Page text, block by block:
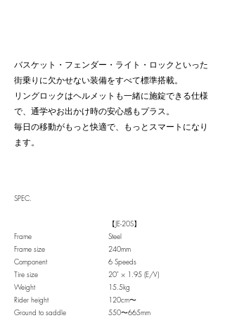
バスケット・フェンダー・ライト・ロックといった
街乗りに欠かせない装備をすべて標準搭載。
リングロックはヘルメットも一緒に施錠できる仕様
で、通学やお出かけ時の安心感もプラス。
毎日の移動がもっと快適で、もっとスマートになり
ます。
SPEC.
Frame
Frame size
Component
Tire size
Weight
Rider height
Ground to saddle
【JE-20S】
Steel
240mm
6 Speeds
20" × 1.95 (E/V)
15.5kg
120cm〜
550〜665mm